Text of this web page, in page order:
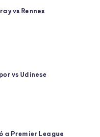
vs Rennes
vs Udinese
a Premier League